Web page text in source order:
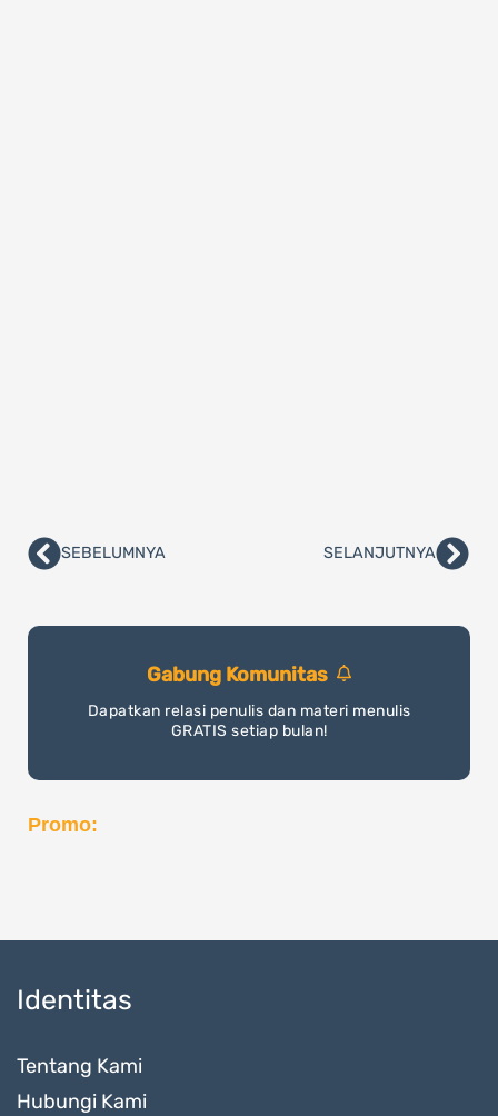
PrevSEBELUMNYA SELANJUTNYA
Gabung Komunitas
Dapatkan relasi penulis dan materi menulis
GRATIS setiap bulan!
Promo:
Identitas
Tentang Kami
Hubungi Kami